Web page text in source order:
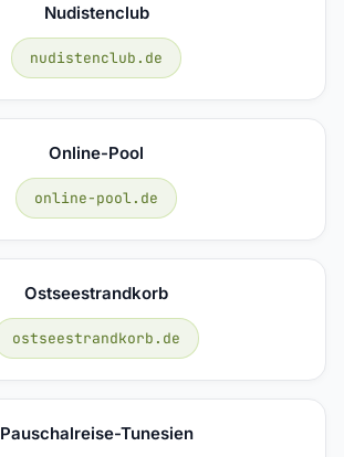
Nudistenclub
nudistenclub.de
Online-Pool
online-pool.de
Ostseestrandkorb
ostseestrandkorb.de
Pauschalreise-Tunesien